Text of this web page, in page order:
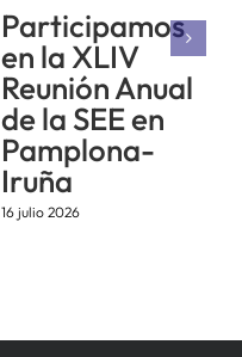
Participamos
en la XLIV
Reunión Anual
de la SEE en
Pamplona-
Iruña
16 julio 2026